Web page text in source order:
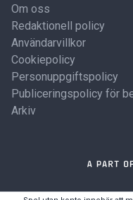
Om oss
Redaktionell policy
Användarvillkor
Cookiepolicy
Personuppgiftspolicy
Publiceringspolicy för
Arkiv